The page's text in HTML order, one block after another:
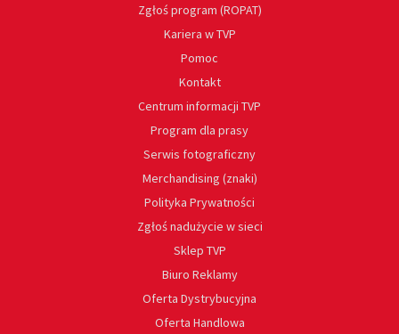
Zgłoś program (ROPAT)
Kariera w TVP
Pomoc
Kontakt
Centrum informacji TVP
Program dla prasy
Serwis fotograficzny
Merchandising (znaki)
Polityka Prywatności
Zgłoś nadużycie w sieci
Sklep TVP
Biuro Reklamy
Oferta Dystrybucyjna
Oferta Handlowa